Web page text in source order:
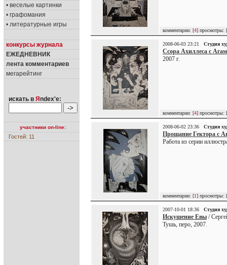
• веселые картинки
• графомания
• литературные игры
конкурсы журнала
ЕЖЕДНЕВНИК
лента комментариев
мегарейтинг
искать в Я ndex'е:
участники on-line:
Гостей: 11
комментарии: [4] просмотры: [
2008-06-03 23:21 Студия
Ссора Ахиллеса с
2007 г.
комментарии: [4] просмотры: [
2008-06-02 23:36 Студия
Прощание Гектора с
Работа из серии
комментарии: [1] просмотры: [
2007-10-01 18:36 Студия
Искушение Евы /
Тушь, перо, 2007.